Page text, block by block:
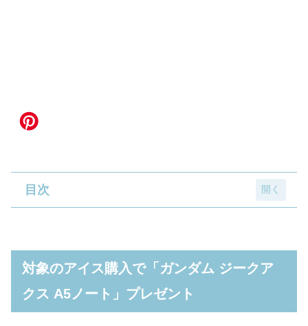
目次
A5ノート」プレゼント
機動戦士ガンダム ジークアクス「クリアシー
ト」プレゼントキャンペーンも同日スタート
対象のアイス購入で「ガンダム ジークア
クス A5ノート」プレゼント